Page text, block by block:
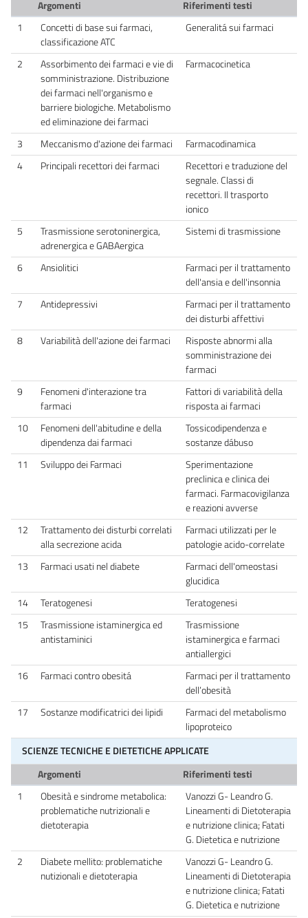
Argomenti
Riferimenti testi
1
Concetti di base sui farmaci,
classificazione ATC
Generalitá sui farmaci
2
Assorbimento dei farmaci e vie di
somministrazione. Distribuzione
dei farmaci nell'organismo e
barriere biologiche. Metabolismo
ed eliminazione dei farmaci
Farmacocinetica
3 Meccanismo d'azione dei farmaci
Farmacodinamica
4
Principali recettori dei farmaci
Recettori e traduzione del
segnale. Classi di
recettori. Il trasporto
ionico
5
Trasmissione serotoninergica,
adrenergica e GABAergica
Sistemi di trasmissione
6 Ansiolitici
Farmaci per il trattamento
dell'ansia e dell'insonnia
7
Antidepressivi
Farmaci per il trattamento
dei disturbi affettivi
8
Variabilità dell'azione dei farmaci
Risposte abnormi alla
somministrazione dei
farmaci
9
Fenomeni d'interazione tra
farmaci
Fattori di variabilità della
risposta ai farmaci
10
Fenomeni dell'abitudine e della
dipendenza dai farmaci
Tossicodipendenza e
sostanze dábuso
11
Sviluppo dei Farmaci
Sperimentazione
preclinica e clinica dei
farmaci. Farmacovigilanza
e reazioni avverse
12
Trattamento dei disturbi correlati
alla secrezione acida
Farmaci utilizzati per le
patologie acido-correlate
13
Farmaci usati nel diabete
Farmaci dell'omeostasi
glucidica
14
Teratogenesi
Teratogenesi
15
Trasmissione istaminergica ed
antistaminici
Trasmissione
istaminergica e farmaci
antiallergici
16
Farmaci contro obesitá
Farmaci per il trattamento
dell’obesità
17
Sostanze modificatrici dei lipidi
Farmaci del metabolismo
lipoproteico
SCIENZE TECNICHE E DIETETICHE APPLICATE
Argomenti
Riferimenti testi
1
Obesità e sindrome metabolica:
problematiche nutrizionali e
dietoterapia
Vanozzi G- Leandro G.
Lineamenti di Dietoterapia
e nutrizione clinica; Fatati
G. Dietetica e nutrizione
2
Diabete mellito: problematiche
nutizionali e dietoterapia
Vanozzi G- Leandro G.
Lineamenti di Dietoterapia
e nutrizione clinica; Fatati
G. Dietetica e nutrizione